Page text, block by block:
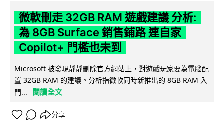
微軟刪走 32GB RAM 遊戲建議 分析:
為 8GB Surface 銷售鋪路 連自家
Copilot+ 門檻也未到
Microsoft 被發現靜靜刪除官方網站上，對遊戲玩家要為電腦配
置 32GB RAM 的建議。分析指微軟同時新推出的 8GB RAM 入
門...
閱讀全文
分享